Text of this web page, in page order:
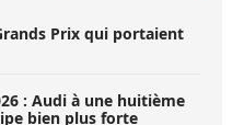
Prix qui portaient
: Audi à une huitième
bien plus forte